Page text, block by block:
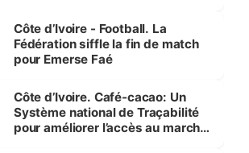
Côte d’Ivoire - Football. La
Fédération siffle la fin de match
pour Emerse Faé
Côte d’Ivoire. Café-cacao: Un
Système national de Traçabilité
pour améliorer l’accès au marché